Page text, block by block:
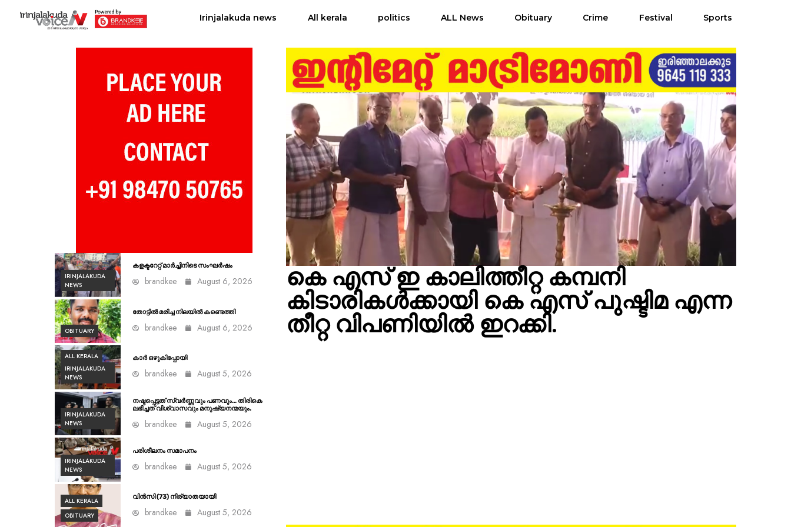
Irinjalakuda news All kerala politics ALL News Obituary Crime Festival Sports
കെ എസ് ഇ കാലിത്തീറ്റ കമ്പനി
കിടാരികൾക്കായി കെ എസ് പുഷ്ടിമ എന്ന
തീറ്റ വിപണിയിൽ ഇറക്കി.
IRINJALAKUDA
NEWS
കളക്ടറേറ്റ് മാർച്ചിനിടെ സംഘർഷം
brandkee August 6, 2026
OBITUARY
തോട്ടിൽ മരിച്ച നിലയിൽ കണ്ടെത്തി
brandkee August 6, 2026
ALL KERALA
IRINJALAKUDA
NEWS
കാർ ഒഴുകിപ്പോയി
brandkee August 5, 2026
IRINJALAKUDA
NEWS
നഷ്ടപ്പെട്ടത് സ്വർണ്ണവും പണവും… തിരികെ
ലഭിച്ചത് വിശ്വാസവും മനുഷ്യനന്മയും.
brandkee August 5, 2026
IRINJALAKUDA
NEWS
പരിശീലനം സമാപനം
brandkee August 5, 2026
ALL KERALA
OBITUARY
വിൻസി (73) നിര്യാതയായി
brandkee August 5, 2026